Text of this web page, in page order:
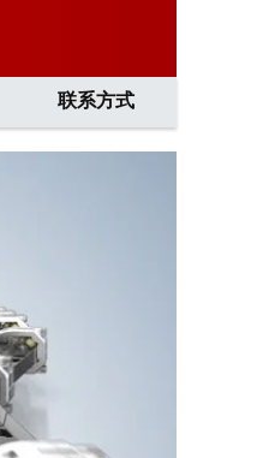
联系方式